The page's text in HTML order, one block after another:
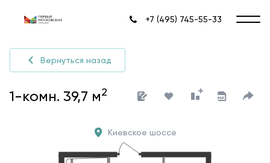
+7 (495) 745-55-33
Вернуться назад
1-комн. 39,7 м2
Киевское шоссе